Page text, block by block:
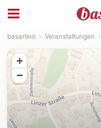
basarlino › Veranstaltungen ›
+
−